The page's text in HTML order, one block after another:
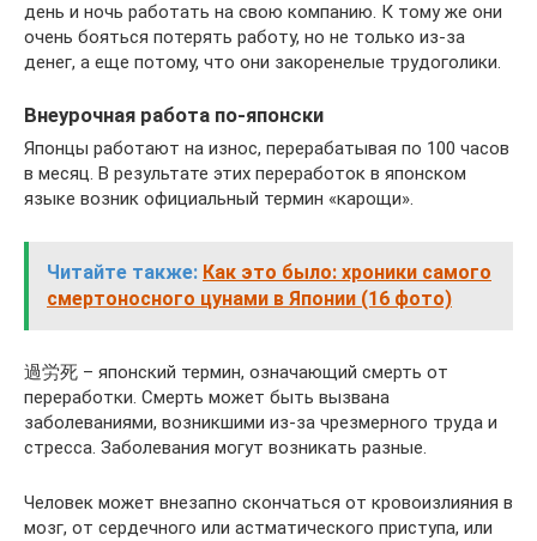
день и ночь работать на свою компанию. К тому же они
очень бояться потерять работу, но не только из-за
денег, а еще потому, что они закоренелые трудоголики.
Внеурочная работа по-японски
Японцы работают на износ, перерабатывая по 100 часов
в месяц. В результате этих переработок в японском
языке возник официальный термин «карощи».
Читайте также: Как это было: хроники самого
смертоносного цунами в Японии (16 фото)
過労死 – японский термин, означающий смерть от
переработки. Смерть может быть вызвана
заболеваниями, возникшими из-за чрезмерного труда и
стресса. Заболевания могут возникать разные.
Человек может внезапно скончаться от кровоизлияния в
мозг, от сердечного или астматического приступа, или